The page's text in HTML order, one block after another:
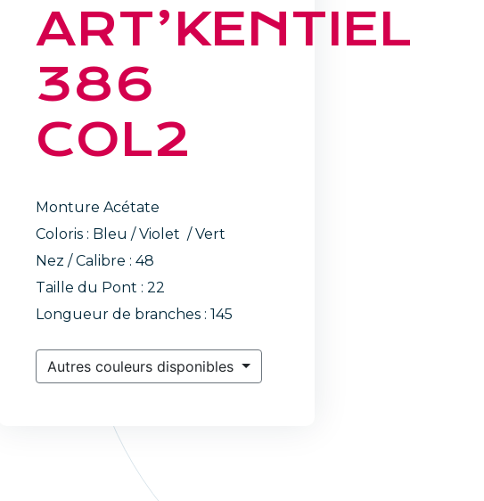
ART’KENTIEL
386
COL2
Monture Acétate
Coloris : Bleu / Violet / Vert
Nez / Calibre : 48
Taille du Pont : 22
Longueur de branches : 145
Autres couleurs disponibles